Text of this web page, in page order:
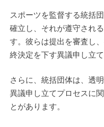
スポーツを監督する統括
確立し、それが遵守され
す。彼らは提出を審査し
終決定を下す異議申し立
さらに、統括団体は、透
異議申し立てプロセスに
とがあります。